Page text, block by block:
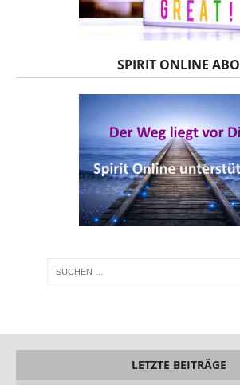
SPIRIT ONLINE ABO
LETZTE BEITRÄGE